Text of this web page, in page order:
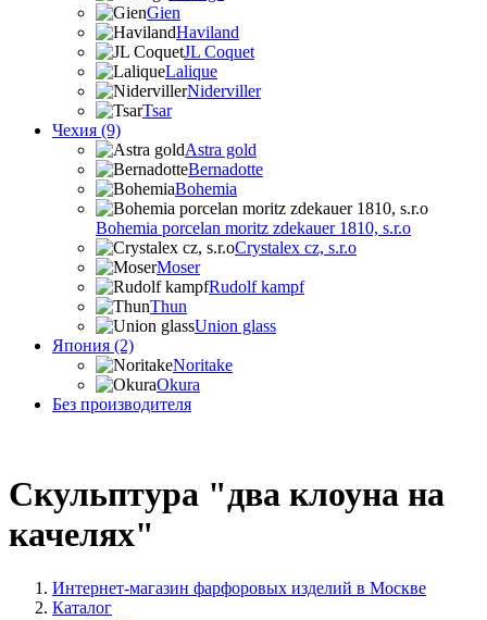
Gien
Haviland
JL Coquet
Lalique
Niderviller
Tsar
Чехия (9)
Astra gold
Bernadotte
Bohemia
Bohemia porcelan moritz zdekauer 1810, s.r.o
Crystalex cz, s.r.o
Moser
Rudolf kampf
Thun
Union glass
Япония (2)
Noritake
Okura
Без производителя
Скульптура "два клоуна на
качелях"
Интернет-магазин фарфоровых изделий в Москве
Каталог